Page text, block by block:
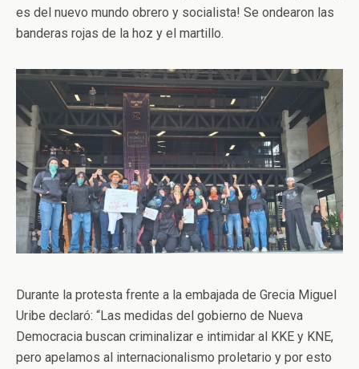
es del nuevo mundo obrero y socialista! Se ondearon las
banderas rojas de la hoz y el martillo.
Durante la protesta frente a la embajada de Grecia Miguel
Uribe declaró: “Las medidas del gobierno de Nueva
Democracia buscan criminalizar e intimidar al KKE y KNE,
pero apelamos al internacionalismo proletario y por esto